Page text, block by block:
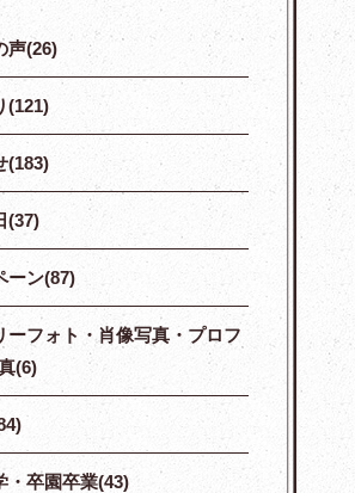
声(26)
(121)
(183)
(37)
ーン(87)
ーフォト・肖像写真・プロフ
(6)
・卒園卒業(43)